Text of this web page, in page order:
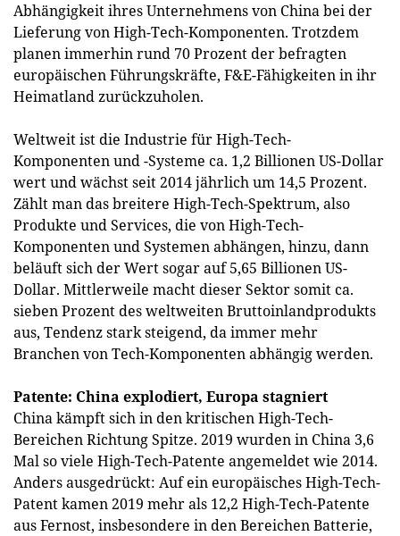
Abhängigkeit ihres Unternehmens von China bei der
Lieferung von High-Tech-Komponenten. Trotzdem
planen immerhin rund 70 Prozent der befragten
europäischen Führungskräfte, F&E-Fähigkeiten in ihr
Heimatland zurückzuholen.
Weltweit ist die Industrie für High-Tech-
Komponenten und -Systeme ca. 1,2 Billionen US-Dollar
wert und wächst seit 2014 jährlich um 14,5 Prozent.
Zählt man das breitere High-Tech-Spektrum, also
Produkte und Services, die von High-Tech-
Komponenten und Systemen abhängen, hinzu, dann
beläuft sich der Wert sogar auf 5,65 Billionen US-
Dollar. Mittlerweile macht dieser Sektor somit ca.
sieben Prozent des weltweiten Bruttoinlandprodukts
aus, Tendenz stark steigend, da immer mehr
Branchen von Tech-Komponenten abhängig werden.
Patente: China explodiert, Europa stagniert
China kämpft sich in den kritischen High-Tech-
Bereichen Richtung Spitze. 2019 wurden in China 3,6
Mal so viele High-Tech-Patente angemeldet wie 2014.
Anders ausgedrückt: Auf ein europäisches High-Tech-
Patent kamen 2019 mehr als 12,2 High-Tech-Patente
aus Fernost, insbesondere in den Bereichen Batterie,